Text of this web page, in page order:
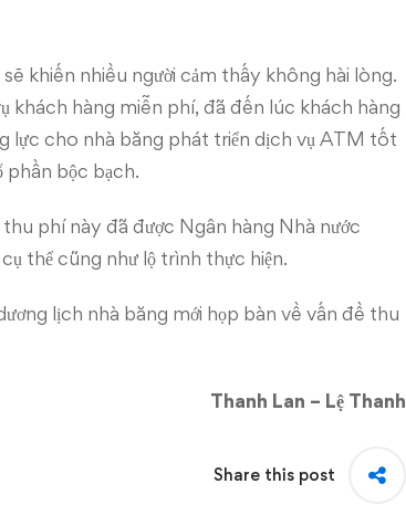
khiến nhiều người cảm thấy không hài lòng.
khách hàng miễn phí, đã đến lúc khách hàng
lực cho nhà băng phát triển dịch vụ ATM tốt
phần bộc bạch.
phí này đã được Ngân hàng Nhà nước
thể cũng như lộ trình thực hiện.
lịch nhà băng mới họp bàn về vấn đề thu
Thanh Lan – Lệ Thanh
Share this post